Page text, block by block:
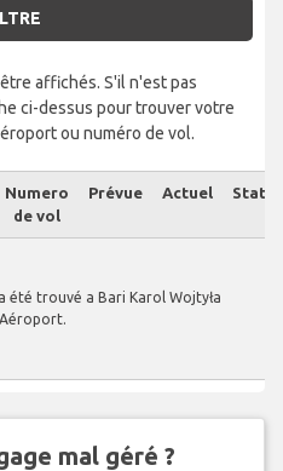
affichés. S'il n'est pas
ci-dessus pour trouver votre
ou numéro de vol.
Numero
de vol
Prévue Actuel Statut
été trouvé a Bari Karol Wojtyła
Aéroport.
mal géré ?